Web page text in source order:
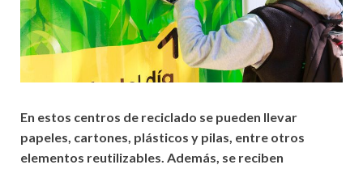
En estos centros de reciclado se pueden llevar
papeles, cartones, plásticos y pilas, entre otros
elementos reutilizables. Además, se reciben